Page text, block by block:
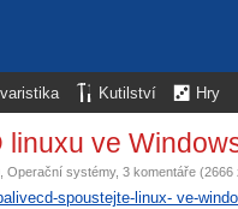
Kutilství Hry
ve
Operační systémy, 3 komentáře (2666
spoustejte-linux- ve-